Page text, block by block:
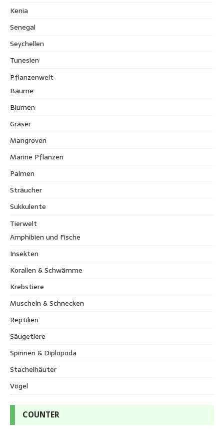
Kenia
Senegal
Seychellen
Tunesien
Pflanzenwelt
Bäume
Blumen
Gräser
Mangroven
Marine Pflanzen
Palmen
Sträucher
Sukkulente
Tierwelt
Amphibien und Fische
Insekten
Korallen & Schwämme
Krebstiere
Muscheln & Schnecken
Reptilien
Säugetiere
Spinnen & Diplopoda
Stachelhäuter
Vögel
COUNTER